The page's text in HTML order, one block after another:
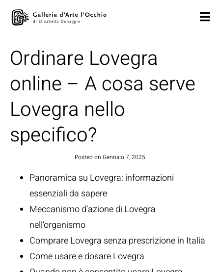
Ordinare Lovegra
online – A cosa serve
Lovegra nello
specifico?
Posted on Gennaio 7, 2025
Panoramica su Lovegra: informazioni
essenziali da sapere
Meccanismo d’azione di Lovegra
nell’organismo
Comprare Lovegra senza prescrizione in Italia
Come usare e dosare Lovegra